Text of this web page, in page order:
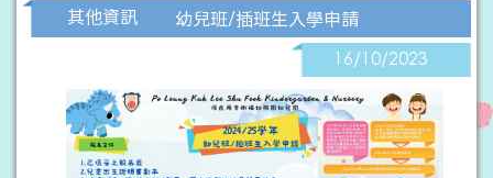
其他資訊
幼兒班/插班生入學申請
16/10/2023